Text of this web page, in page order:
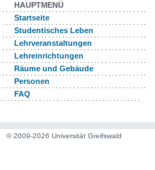
HAUPTMENÜ
Startseite
Studentisches Leben
Lehrveranstaltungen
Lehreinrichtungen
Räume und Gebäude
Personen
FAQ
© 2009-2026 Universität Greifswald